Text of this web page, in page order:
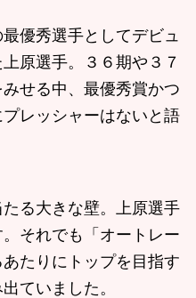
優秀選手としてデビュ
原選手。３６期や３７
せる中、最優秀賞かつ
レッシャーはないと語
る大きな壁。上原選手
それでも「オートレー
たりにトップを目指す
ていました。